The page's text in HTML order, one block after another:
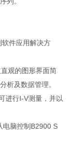
件应用解决方
观的图形界面简
析及数据管理。
进行I-V测量，并以
电脑控制B2900 S